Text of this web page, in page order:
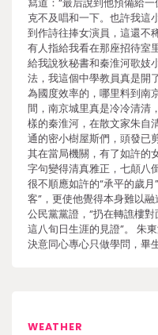
克不及唱和一下。也許我這
到作詩往捧女演員，這還不
有人指給我看在那座招待室
給我說狄秘書和秦淮河歌妓
法，我這個中學教員真是開
為國度效率的，哪里料到南
間，南京城里真是冷冷清清
樣的秦淮河，在散文家朱自
通的密小樹屋斯們，頭發已
其在當局機關，有了如許的
字句變得清真雅正，七顛八
很不順應如許的“承平的歲
客”，更使他覺得本身難以
公民黨黨證，“扔在轉譙樓
這八旬日生涯的見證”。 朱
決意同心專心只做學問，畢
WEATHER